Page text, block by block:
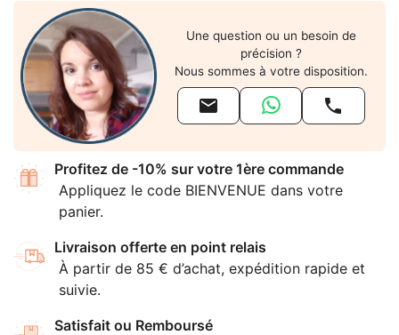
Une question ou un besoin de
précision ?
Nous sommes à votre disposition.
 
Profitez de -10% sur votre 1ère commande
Appliquez le code BIENVENUE dans votre
panier.
Livraison offerte en point relais
À partir de 85 € d’achat, expédition rapide et
suivie.
Satisfait ou Remboursé